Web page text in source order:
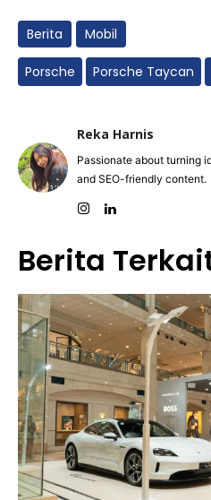
Berita Mobil
Porsche Porsche Taycan
Reka Harnis
Passionate about turning
and SEO-friendly content.
Berita